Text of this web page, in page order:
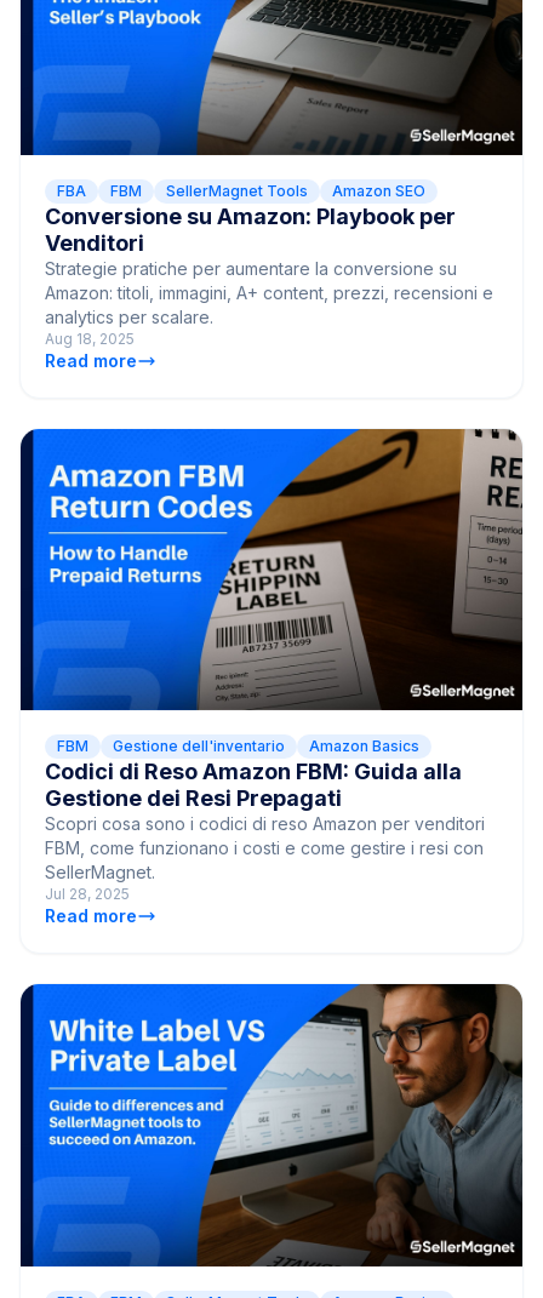
FBA FBM SellerMagnet Tools Amazon SEO
Conversione su Amazon: Playbook per
Venditori
Strategie pratiche per aumentare la conversione su
Amazon: titoli, immagini, A+ content, prezzi, recensioni e
analytics per scalare.
Aug 18, 2025
Read more
FBM Gestione dell'inventario Amazon Basics
Codici di Reso Amazon FBM: Guida alla
Gestione dei Resi Prepagati
Scopri cosa sono i codici di reso Amazon per venditori
FBM, come funzionano i costi e come gestire i resi con
SellerMagnet.
Jul 28, 2025
Read more